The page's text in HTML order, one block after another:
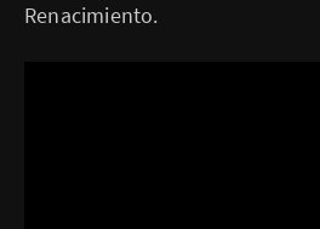
Renacimiento.